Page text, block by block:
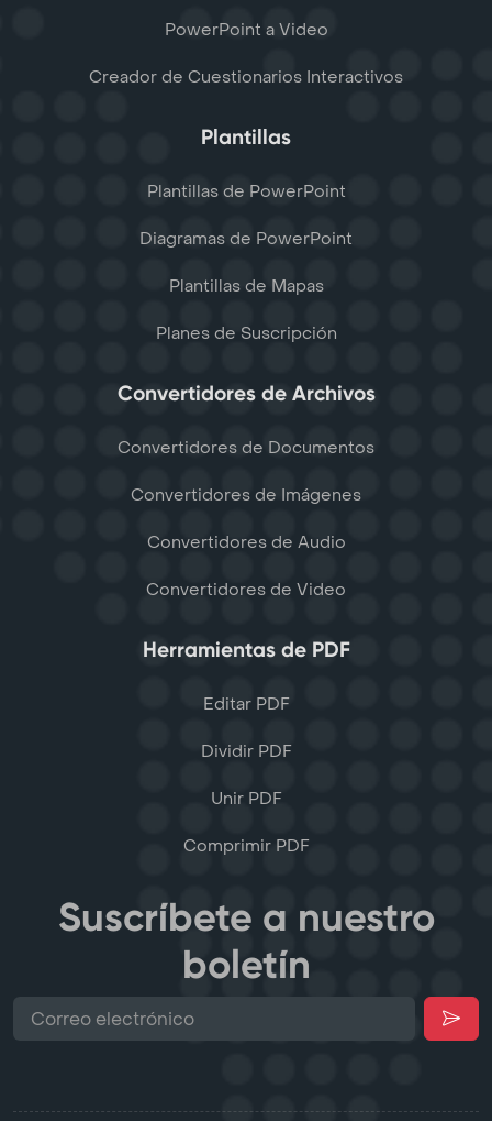
PowerPoint a Video
Creador de Cuestionarios Interactivos
Plantillas
Plantillas de PowerPoint
Diagramas de PowerPoint
Plantillas de Mapas
Planes de Suscripción
Convertidores de Archivos
Convertidores de Documentos
Convertidores de Imágenes
Convertidores de Audio
Convertidores de Video
Herramientas de PDF
Editar PDF
Dividir PDF
Unir PDF
Comprimir PDF
Suscríbete a nuestro
boletín